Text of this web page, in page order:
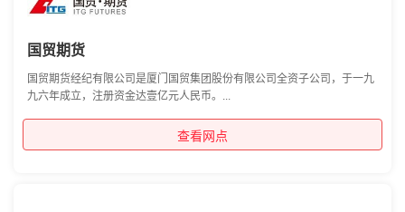
国贸期货
国贸期货经纪有限公司是厦门国贸集团股份有限公司全资子公司，于一九
九六年成立，注册资金达壹亿元人民币。...
查看网点